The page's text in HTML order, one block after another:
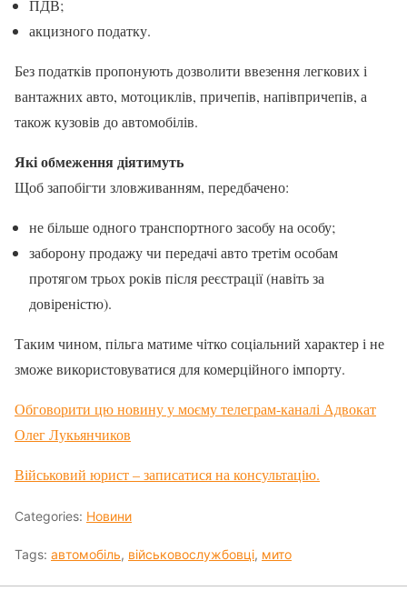
ПДВ;
акцизного податку.
Без податків пропонують дозволити ввезення легкових і
вантажних авто, мотоциклів, причепів, напівпричепів, а
також кузовів до автомобілів.
Які обмеження діятимуть
Щоб запобігти зловживанням, передбачено:
не більше одного транспортного засобу на особу;
заборону продажу чи передачі авто третім особам
протягом трьох років після реєстрації (навіть за
довіреністю).
Таким чином, пільга матиме чітко соціальний характер і не
зможе використовуватися для комерційного імпорту.
Обговорити цю новину у моєму телеграм-каналі Адвокат
Олег Лукьянчиков
Військовий юрист – записатися на консультацію.
Categories: Новини
Tags: автомобіль, військовослужбовці, мито